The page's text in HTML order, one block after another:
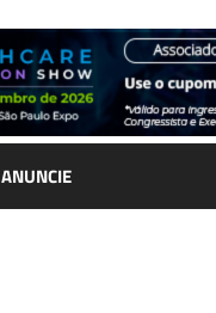
ANUNCIE